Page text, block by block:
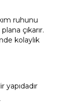
ruhunu
çıkarır.
kolaylık